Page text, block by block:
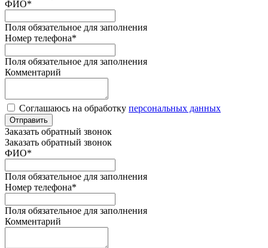
ФИО*
Поля обязательное для заполнения
Номер телефона*
Поля обязательное для заполнения
Комментарий
Соглашаюсь на обработку персональных данных
Отправить
Заказать обратный звонок
Заказать обратный звонок
ФИО*
Поля обязательное для заполнения
Номер телефона*
Поля обязательное для заполнения
Комментарий